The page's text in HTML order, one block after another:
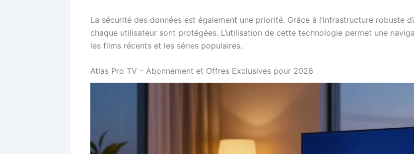
La sécurité des données est également une priorité. Grâce à l’infrastructure robuste
chaque utilisateur sont protégées. L’utilisation de cette technologie permet une
les films récents et les séries populaires.
Atlas Pro TV – Abonnement et Offres Exclusives pour 2026